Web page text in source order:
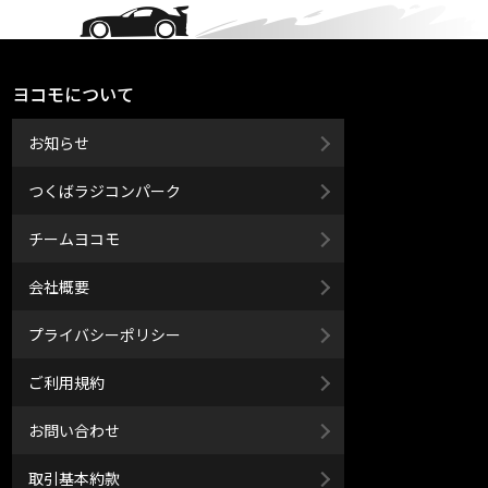
ヨコモについて
お知らせ
つくばラジコンパーク
チームヨコモ
会社概要
プライバシーポリシー
ご利用規約
お問い合わせ
取引基本約款